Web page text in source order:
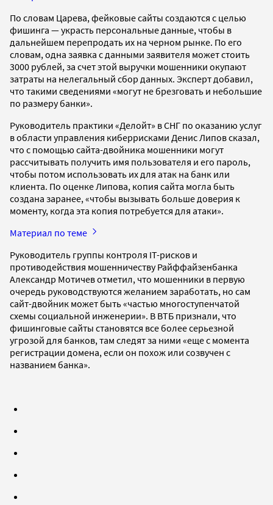
По словам Царева, фейковые сайты создаются с целью
фишинга — украсть персональные данные, чтобы в
дальнейшем перепродать их на черном рынке. По его
словам, одна заявка с данными заявителя может стоить
3000 рублей, за счет этой выручки мошенники окупают
затраты на нелегальный сбор данных. Эксперт добавил,
что такими сведениями «могут не брезговать и небольшие
по размеру банки».
Руководитель практики «Делойт» в СНГ по оказанию услуг
в области управления киберрисками Денис Липов сказал,
что с помощью сайта-двойника мошенники могут
рассчитывать получить имя пользователя и его пароль,
чтобы потом использовать их для атак на банк или
клиента. По оценке Липова, копия сайта могла быть
создана заранее, «чтобы вызывать больше доверия к
моменту, когда эта копия потребуется для атаки».
Материал по теме
Руководитель группы контроля IT-рисков и
противодействия мошенничеству Райффайзенбанка
Александр Мотичев отметил, что мошенники в первую
очередь руководствуются желанием заработать, но сам
сайт-двойник может быть «частью многоступенчатой
схемы социальной инженерии». В ВТБ признали, что
фишинговые сайты становятся все более серьезной
угрозой для банков, там следят за ними «еще с момента
регистрации домена, если он похож или созвучен с
названием банка».